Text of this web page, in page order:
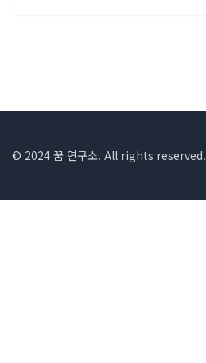
© 2024 꿈 연구소. All rights reserved.